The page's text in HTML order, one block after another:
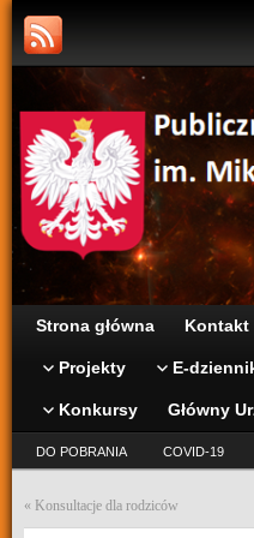
Strona główna Kontakt
Projekty E-
Konkursy Główny
DO POBRANIA COVID-19
« Konsultacje dla rodziców